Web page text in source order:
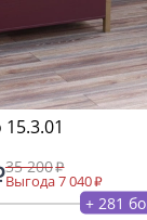
35 200
Выгода 7 040
+ 281